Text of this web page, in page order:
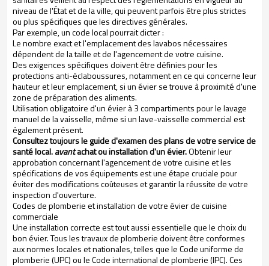
niveau de l'État et de la ville, qui peuvent parfois être plus strictes
ou plus spécifiques que les directives générales.
Par exemple, un code local pourrait dicter :
Le nombre exact et l'emplacement des lavabos nécessaires
dépendent de la taille et de l'agencement de votre cuisine.
Des exigences spécifiques doivent être définies pour les
protections anti-éclaboussures, notamment en ce qui concerne leur
hauteur et leur emplacement, si un évier se trouve à proximité d'une
zone de préparation des aliments.
Utilisation obligatoire d'un évier à 3 compartiments pour le lavage
manuel de la vaisselle, même si un lave-vaisselle commercial est
également présent.
Consultez toujours le guide d'examen des plans de votre service de
santé local.avantachat ou installation d'un évier.Obtenir leur
approbation concernant l'agencement de votre cuisine et les
spécifications de vos équipements est une étape cruciale pour
éviter des modifications coûteuses et garantir la réussite de votre
inspection d'ouverture.
Codes de plomberie et installation de votre évier de cuisine
commerciale
Une installation correcte est tout aussi essentielle que le choix du
bon évier. Tous les travaux de plomberie doivent être conformes
aux normes locales et nationales, telles que le Code uniforme de
plomberie (UPC) ou le Code international de plomberie (IPC). Ces